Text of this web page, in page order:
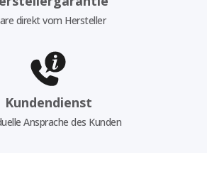
direkt vom Hersteller
Kundendienst
Ansprache des Kunden